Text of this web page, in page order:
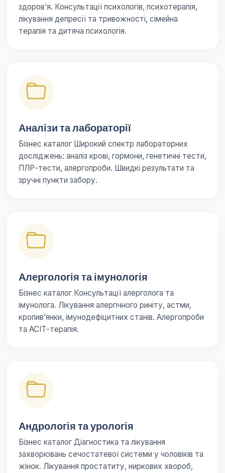
здоров’я. Консультації психологів, психотерапія,
лікування депресії та тривожності, сімейна
терапія та дитяча психологія.
Аналізи та лабораторії
Бізнес каталог Широкий спектр лабораторних
досліджень: аналіз крові, гормони, генетичні тести,
ПЛР-тести, алергопроби. Швидкі результати та
зручні пункти забору.
Алергологія та імунологія
Бізнес каталог Консультації алерголога та
імунолога. Лікування алергічного риніту, астми,
кропив’янки, імунодефіцитних станів. Алергопроби
та АСІТ-терапія.
Андрологія та урологія
Бізнес каталог Діагностика та лікування
захворювань сечостатевої системи у чоловіків та
жінок. Лікування простатиту, ниркових хвороб,